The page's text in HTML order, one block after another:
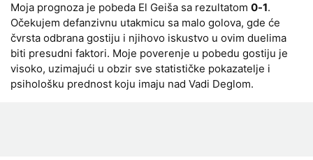
Moja prognoza je pobeda El Geiša sa rezultatom 0-1.
Očekujem defanzivnu utakmicu sa malo golova, gde će
čvrsta odbrana gostiju i njihovo iskustvo u ovim duelima
biti presudni faktori. Moje poverenje u pobedu gostiju je
visoko, uzimajući u obzir sve statističke pokazatelje i
psihološku prednost koju imaju nad Vadi Deglom.